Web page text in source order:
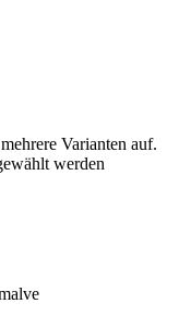
Varianten auf.
werden